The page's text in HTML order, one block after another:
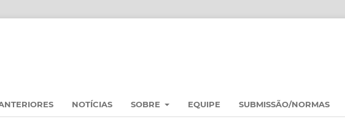
NOTÍCIAS SOBRE EQUIPE SUBMISSÃO/NORMAS